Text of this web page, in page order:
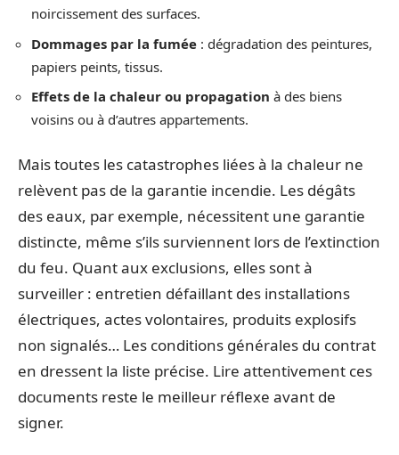
noircissement des surfaces.
Dommages par la fumée : dégradation des peintures,
papiers peints, tissus.
Effets de la chaleur ou propagation à des biens
voisins ou à d’autres appartements.
Mais toutes les catastrophes liées à la chaleur ne
relèvent pas de la garantie incendie. Les dégâts
des eaux, par exemple, nécessitent une garantie
distincte, même s’ils surviennent lors de l’extinction
du feu. Quant aux exclusions, elles sont à
surveiller : entretien défaillant des installations
électriques, actes volontaires, produits explosifs
non signalés… Les conditions générales du contrat
en dressent la liste précise. Lire attentivement ces
documents reste le meilleur réflexe avant de
signer.